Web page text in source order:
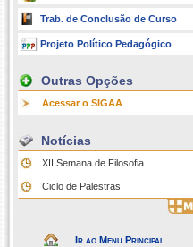
Trab. de Conclusão de Curso
Projeto Político Pedagógico
Outras Opções
Acessar o SIGAA
Notícias
XII Semana de Filosofia
Ciclo de Palestras
Ir ao Menu Principal